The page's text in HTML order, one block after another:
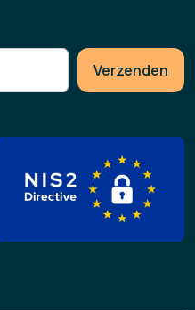
Verzenden